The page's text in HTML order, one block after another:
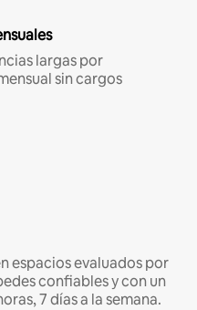
largas por
sin cargos
espacios evaluados por
confiables y con un
7 días a la semana.